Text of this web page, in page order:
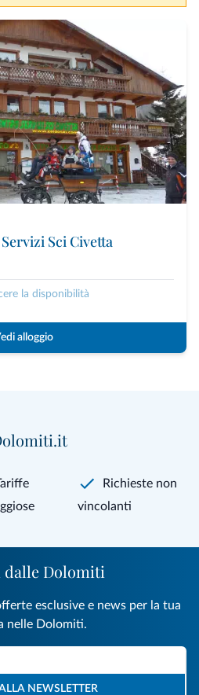
Sci Civetta
la disponibilità
alloggio
Richieste non
vincolanti
dalle Dolomiti
esclusive e news per la tua
nelle Dolomiti.
NEWSLETTER